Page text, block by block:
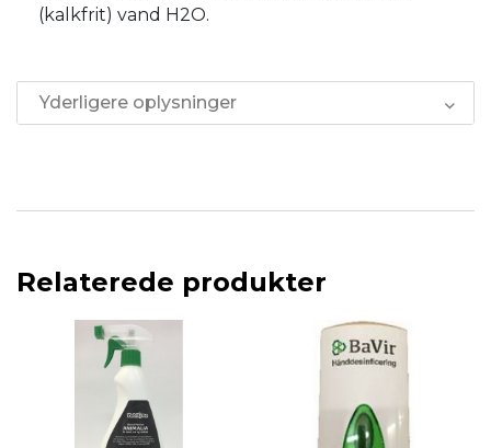
(kalkfrit) vand H2O.
Yderligere oplysninger
Relaterede produkter